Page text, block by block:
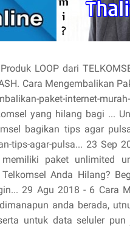
LOOP dari
Cara Mengembalikan
paket-internet-
yang hilang bagi ...
bagikan tips agar
tips-agar-pulsa... 23 Sep
paket unlimited
Anda Hilang?
29 Agu 2018 - 6 Cara
anda berada,
untuk data seluler